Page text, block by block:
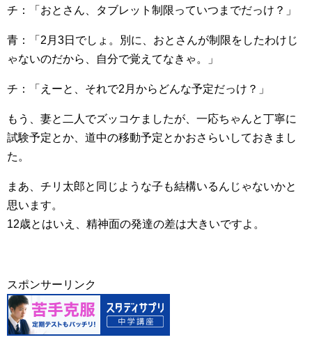
チ：「おとさん、タブレット制限っていつまでだっけ？」
青：「2月3日でしょ。別に、おとさんが制限をしたわけじ
ゃないのだから、自分で覚えてなきゃ。」
チ：「えーと、それで2月からどんな予定だっけ？」
もう、妻と二人でズッコケましたが、一応ちゃんと丁寧に
試験予定とか、道中の移動予定とかおさらいしておきまし
た。
まあ、チリ太郎と同じような子も結構いるんじゃないかと
思います。
12歳とはいえ、精神面の発達の差は大きいですよ。
スポンサーリンク